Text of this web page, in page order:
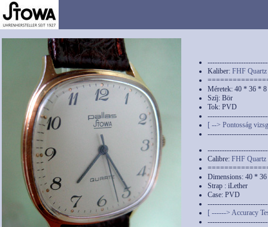
Kaliber: FHF Quartz
Méretek: 40 * 36 * 8
Szíj: Bör
Tok: PVD
[ --> Pontosság
Calibre: FHF Quartz
Dimensions: 40 *
Strap : iLether
Case: PVD
[ ------> Accuracy